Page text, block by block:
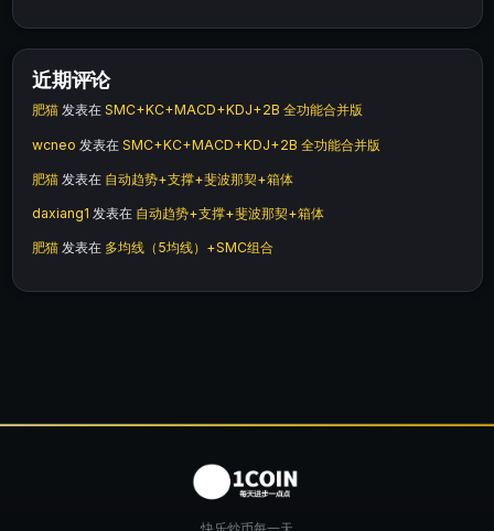
近期评论
肥猫 发表在 SMC+KC+MACD+KDJ+2B 全功能合并版
wcneo 发表在 SMC+KC+MACD+KDJ+2B 全功能合并版
肥猫 发表在 自动趋势+支撑+斐波那契+箱体
daxiang1 发表在 自动趋势+支撑+斐波那契+箱体
肥猫 发表在 多均线（5均线）+SMC组合